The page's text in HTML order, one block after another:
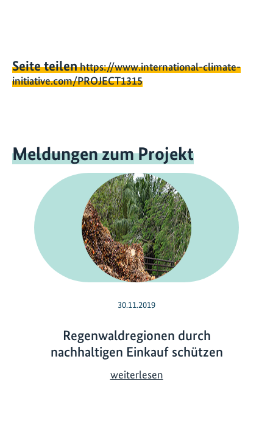
Seite teilenhttps://www.international-climate-
initiative.com/PROJECT1315
Meldungen zum Projekt
30.11.2019
Regenwaldregionen durch
nachhaltigen Einkauf schützen
weiterlesenR